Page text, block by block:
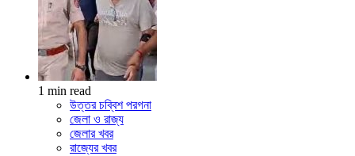
1 min read
উত্তর চব্বিশ পরগনা
জেলা ও রাজ্য
জেলার খবর
রাজ্যের খবর